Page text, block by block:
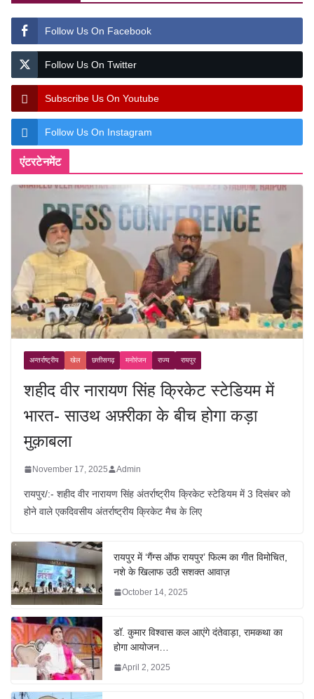
Follow Us On Facebook
Follow Us On Twitter
Subscribe Us On Youtube
Follow Us On Instagram
एंटरटेनमेंट
अन्तर्राष्ट्रीय खेल छत्तीसगढ़ मनोरंजन राज्य रायपुर
शहीद वीर नारायण सिंह क्रिकेट स्टेडियम में
भारत- साउथ अफ़्रीका के बीच होगा कड़ा
मुक़ाबला
November 17, 2025 Admin
रायपुर/:- शहीद वीर नारायण सिंह अंतर्राष्ट्रीय क्रिकेट स्टेडियम में 3 दिसंबर को
होने वाले एकदिवसीय अंतर्राष्ट्रीय क्रिकेट मैच के लिए
रायपुर में ‘गैंग्स ऑफ रायपुर’ फिल्म का गीत विमोचित,
नशे के खिलाफ उठी सशक्त आवाज़
October 14, 2025
डॉ. कुमार विश्वास कल आएंगे दंतेवाड़ा, रामकथा का
होगा आयोजन…
April 2, 2025